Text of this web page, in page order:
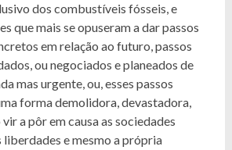
dos combustíveis fósseis, e
que mais se opuseram a dar passos
em relação ao futuro, passos
ou negociados e planeados de
mas urgente, ou, esses passos
forma demolidora, devastadora,
a pôr em causa as sociedades
liberdades e mesmo a própria